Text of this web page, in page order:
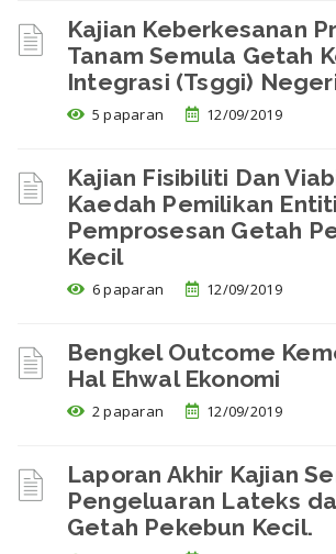
Kajian Keberkesanan
Tanam Semula Getah
Integrasi (Tsggi)
5 paparan 12/09/2019
Kajian Fisibiliti Dan
Kaedah Pemilikan
Pemprosesan Getah
Kecil
6 paparan 12/09/2019
Bengkel Outcome
Hal Ehwal Ekonomi
2 paparan 12/09/2019
Laporan Akhir Kajian
Pengeluaran Lateks
Getah Pekebun Kecil.